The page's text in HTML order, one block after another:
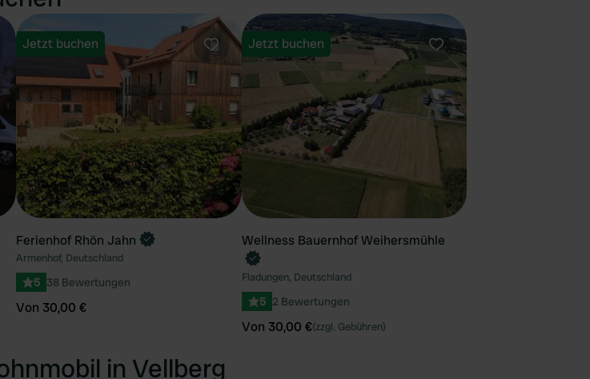
Favorit
Jetzt buchen
Ferienhof Rhön Jahn
Armenhof, Deutschland
5 38 Bewertungen
Von 30,00 €
Favorit
Jetzt buchen
Wellness Bauernhof Weihersmühle
Fladungen, Deutschland
5 2 Bewertungen
Von 30,00 €(zzgl. Gebühren)
in Vellberg